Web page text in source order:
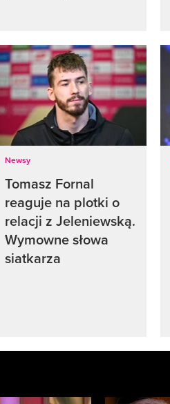
Newsy
Tomasz Fornal
reaguje na plotki o
relacji z Jeleniewską.
Wymowne słowa
siatkarza